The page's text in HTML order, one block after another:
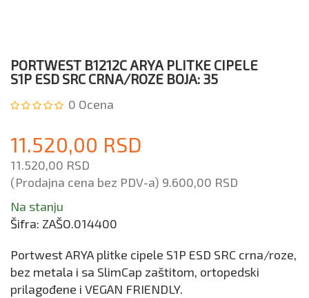
PORTWEST B1212C ARYA PLITKE CIPELE
S1P ESD SRC CRNA/ROZE BOJA: 35
0 Ocena
11.520,00 RSD
11.520,00 RSD
(Prodajna cena bez PDV-a) 9.600,00 RSD
Na stanju
Šifra: ZAŠO.014400
Portwest ARYA plitke cipele S1P ESD SRC crna/roze,
bez metala i sa SlimCap zaštitom, ortopedski
prilagođene i VEGAN FRIENDLY.